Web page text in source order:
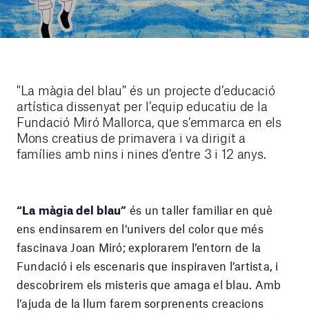
"La màgia del blau” és un projecte d’educació
artística dissenyat per l’equip educatiu de la
Fundació Miró Mallorca, que s’emmarca en els
Mons creatius de primavera i va dirigit a
famílies amb nins i nines d’entre 3 i 12 anys.
“La màgia del blau” és un taller familiar en què
ens endinsarem en l’univers del color que més
fascinava Joan Miró; explorarem l’entorn de la
Fundació i els escenaris que inspiraven l’artista, i
descobrirem els misteris que amaga el blau. Amb
l’ajuda de la llum farem sorprenents creacions